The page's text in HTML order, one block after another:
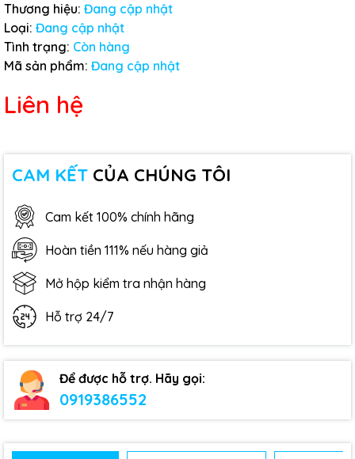
Thương hiệu: Đang cập nhật
Loại: Đang cập nhật
Tình trạng: Còn hàng
Mã sản phẩm: Đang cập nhật
Liên hệ
CAM KẾT CỦA CHÚNG TÔI
Cam kết 100% chính hãng
Hoàn tiền 111% nếu hàng giả
Mở hộp kiểm tra nhận hàng
Hỗ trợ 24/7
Để được hỗ trợ. Hãy gọi:
0919386552